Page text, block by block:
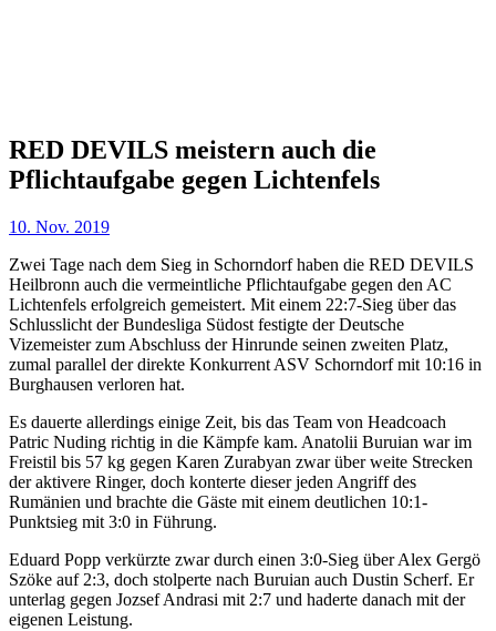
RED DEVILS meistern auch die
Pflichtaufgabe gegen Lichtenfels
10. Nov. 2019
Zwei Tage nach dem Sieg in Schorndorf haben die RED DEVILS
Heilbronn auch die vermeintliche Pflichtaufgabe gegen den AC
Lichtenfels erfolgreich gemeistert. Mit einem 22:7-Sieg über das
Schlusslicht der Bundesliga Südost festigte der Deutsche
Vizemeister zum Abschluss der Hinrunde seinen zweiten Platz,
zumal parallel der direkte Konkurrent ASV Schorndorf mit 10:16 in
Burghausen verloren hat.
Es dauerte allerdings einige Zeit, bis das Team von Headcoach
Patric Nuding richtig in die Kämpfe kam. Anatolii Buruian war im
Freistil bis 57 kg gegen Karen Zurabyan zwar über weite Strecken
der aktivere Ringer, doch konterte dieser jeden Angriff des
Rumänien und brachte die Gäste mit einem deutlichen 10:1-
Punktsieg mit 3:0 in Führung.
Eduard Popp verkürzte zwar durch einen 3:0-Sieg über Alex Gergö
Szöke auf 2:3, doch stolperte nach Buruian auch Dustin Scherf. Er
unterlag gegen Jozsef Andrasi mit 2:7 und haderte danach mit der
eigenen Leistung.